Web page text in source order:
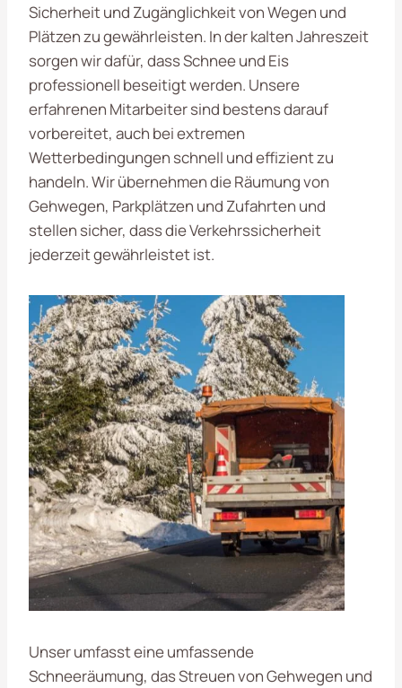
Sicherheit und Zugänglichkeit von Wegen und
Plätzen zu gewährleisten. In der kalten Jahreszeit
sorgen wir dafür, dass Schnee und Eis
professionell beseitigt werden. Unsere
erfahrenen Mitarbeiter sind bestens darauf
vorbereitet, auch bei extremen
Wetterbedingungen schnell und effizient zu
handeln. Wir übernehmen die Räumung von
Gehwegen, Parkplätzen und Zufahrten und
stellen sicher, dass die Verkehrssicherheit
jederzeit gewährleistet ist.
Unser umfasst eine umfassende
Schneeräumung, das Streuen von Gehwegen und